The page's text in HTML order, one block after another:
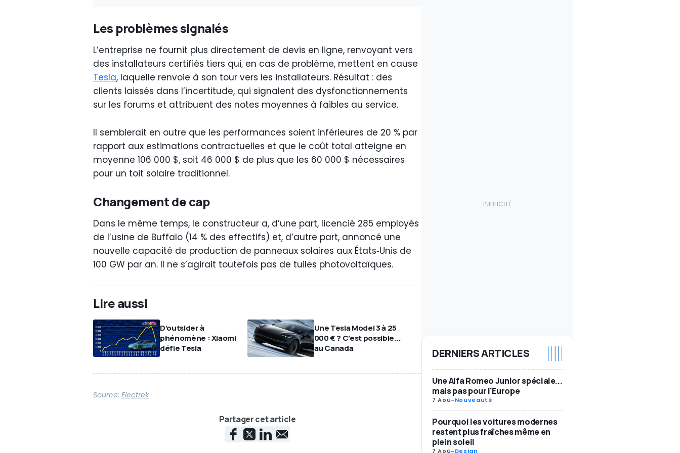
Les problèmes signalés
L’entreprise ne fournit plus directement de devis en ligne, renvoyant vers
des installateurs certifiés tiers qui, en cas de problème, mettent en cause
Tesla, laquelle renvoie à son tour vers les installateurs. Résultat : des
clients laissés dans l’incertitude, qui signalent des dysfonctionnements
sur les forums et attribuent des notes moyennes à faibles au service.
Il semblerait en outre que les performances soient inférieures de 20 % par
rapport aux estimations contractuelles et que le coût total atteigne en
moyenne 106 000 $, soit 46 000 $ de plus que les 60 000 $ nécessaires
pour un toit solaire traditionnel.
Changement de cap
Dans le même temps, le constructeur a, d’une part, licencié 285 employés
de l’usine de Buffalo (14 % des effectifs) et, d’autre part, annoncé une
nouvelle capacité de production de panneaux solaires aux États‑Unis de
100 GW par an. Il ne s’agirait toutefois pas de tuiles photovoltaïques.
Lire aussi
D’outsider à
phénomène : Xiaomi
défie Tesla
Une Tesla Model 3 à 25
000 € ? C’est possible...
au Canada
Source: Electrek
Partager cet article
DERNIERS ARTICLES
Une Alfa Romeo Junior spéciale...
mais pas pour l'Europe
7 Aoû-Nouveauté
Pourquoi les voitures modernes
restent plus fraîches même en
plein soleil
7 Aoû-Design